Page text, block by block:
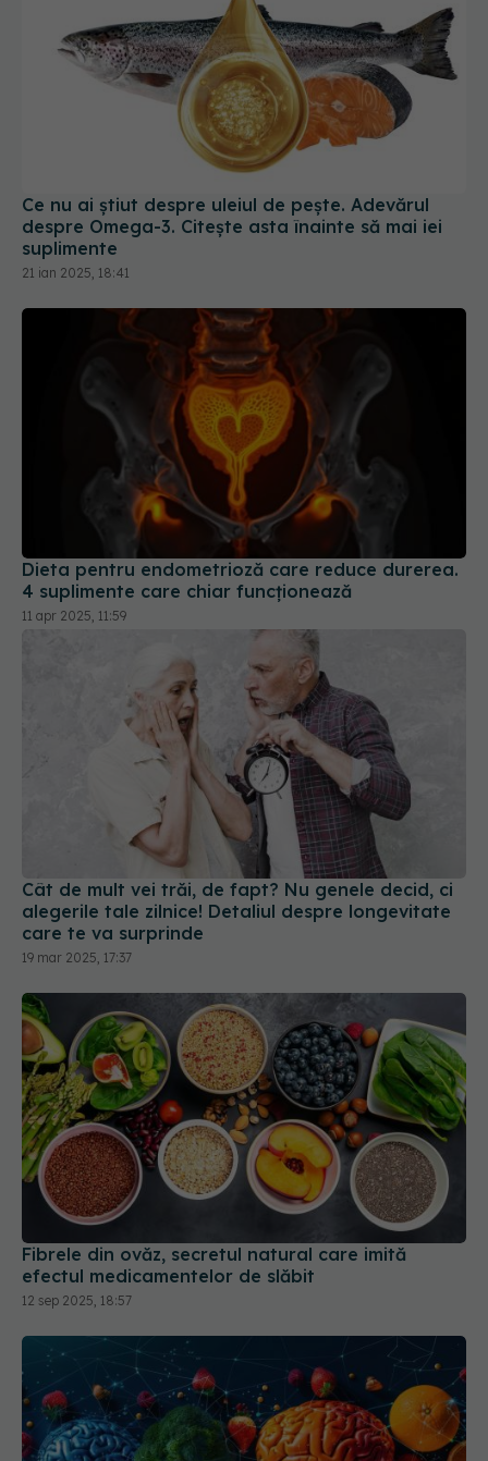
Ce nu ai știut despre uleiul de pește. Adevărul
despre Omega-3. Citește asta înainte să mai iei
21 ian 2025, 18:41
Dieta pentru endometrioză care reduce durerea.
4 suplimente care chiar funcționează
Cât de mult vei trăi, de fapt? Nu genele decid, ci
alegerile tale zilnice! Detaliul despre longevitate
care te va surprinde
19 mar 2025, 17:37
Fibrele din ovăz, secretul natural care imită
efectul medicamentelor de slăbit
12 sep 2025, 18:57